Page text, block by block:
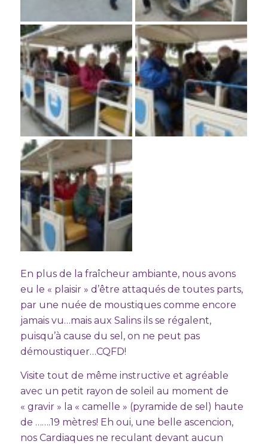
En plus de la fraîcheur ambiante, nous avons
eu le « plaisir » d’être attaqués de toutes parts,
par une nuée de moustiques comme encore
jamais vu…mais aux Salins ils se régalent,
puisqu’à cause du sel, on ne peut pas
démoustiquer…CQFD!
Visite tout de même instructive et agréable
avec un petit rayon de soleil au moment de
« gravir » la « camelle » (pyramide de sel) haute
de …….19 mètres! Eh oui, une belle ascencion,
nos Cardiaques ne reculant devant aucun